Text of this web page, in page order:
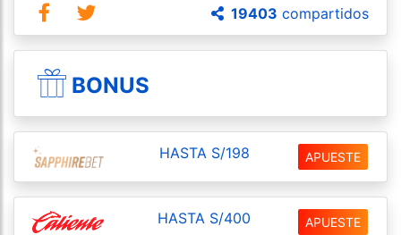
19403 compartidos
BONUS
HASTA S/198 APUESTE
HASTA S/400 APUESTE